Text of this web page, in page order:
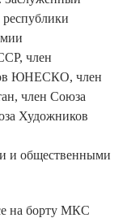
член
ЮНЕСКО, член
член Союза
Художников
и общественными
на борту МКС